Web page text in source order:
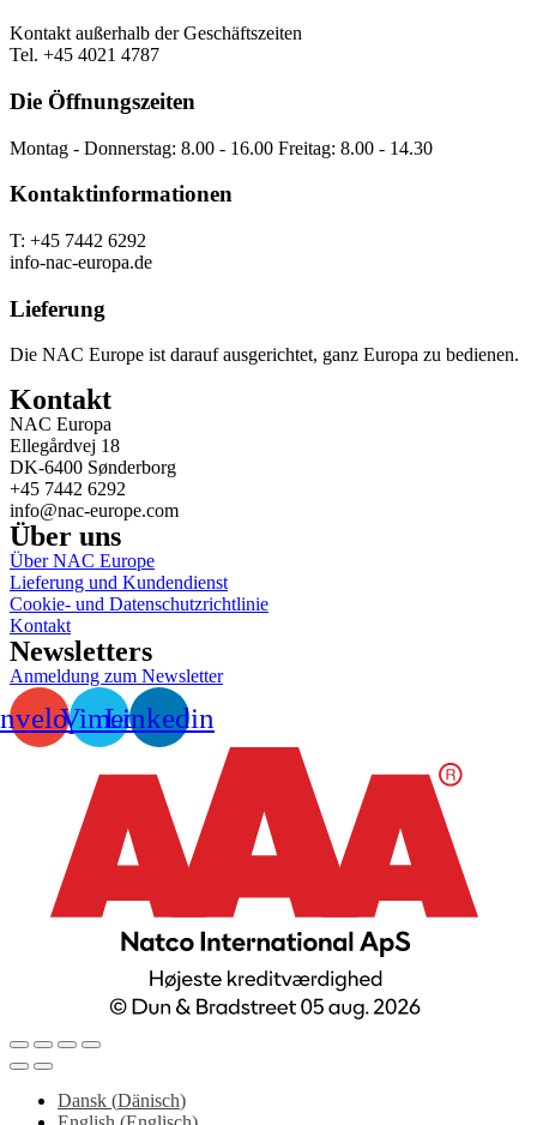
Kontakt außerhalb der Geschäftszeiten
Tel. +45 4021 4787
Die Öffnungszeiten
Montag - Donnerstag: 8.00 - 16.00 Freitag: 8.00 - 14.30
Kontaktinformationen
T: +45 7442 6292
info-nac-europa.de
Lieferung
Die NAC Europe ist darauf ausgerichtet, ganz Europa zu bedienen.
Kontakt
NAC Europa
Ellegårdvej 18
DK-6400 Sønderborg
+45 7442 6292
info@nac-europe.com
Über uns
Über NAC Europe
Lieferung und Kundendienst
Cookie- und Datenschutzrichtlinie
Kontakt
Newsletters
Anmeldung zum Newsletter
VimeoLinkedin
Dansk (Dänisch)